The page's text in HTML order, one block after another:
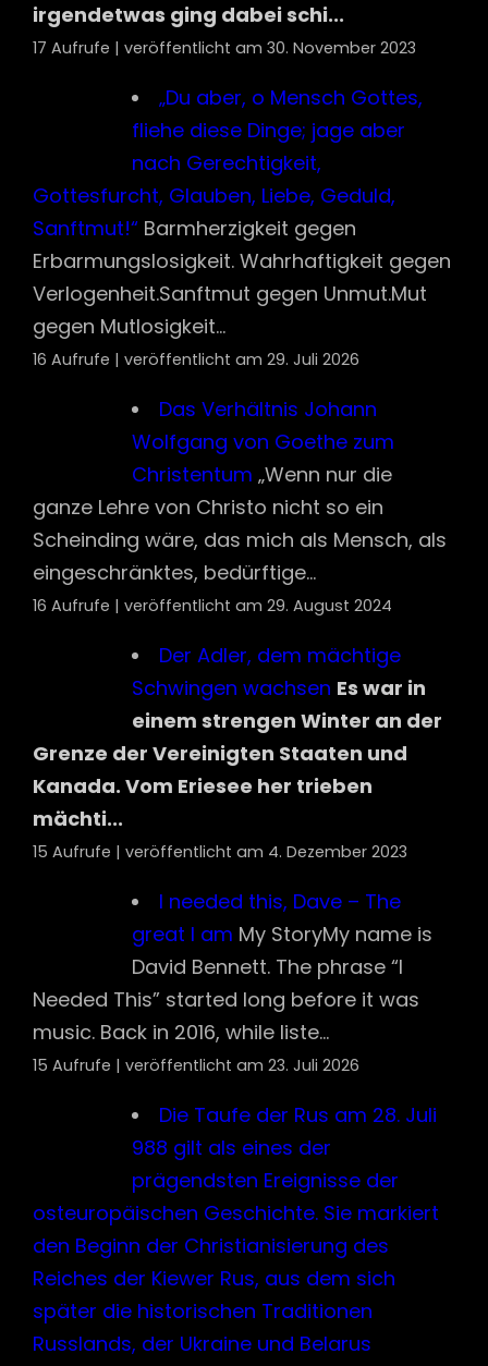
irgendetwas ging dabei schi...
17 Aufrufe | veröffentlicht am 30. November 2023
„Du aber, o Mensch Gottes, fliehe diese
Dinge; jage aber nach Gerechtigkeit,
Gottesfurcht, Glauben, Liebe, Geduld,
Sanftmut!“ Barmherzigkeit gegen
Erbarmungslosigkeit. Wahrhaftigkeit gegen
Verlogenheit.Sanftmut gegen Unmut.Mut
gegen Mutlosigkeit...
16 Aufrufe|veröffentlicht am 29. Juli 2026
Wolfgang von Goethe zum
Christentum „Wenn nur die
ganze Lehre von Christo nicht so ein
Scheinding wäre, das mich als Mensch, als
eingeschränktes, bedürftige...
16 Aufrufe|veröffentlicht am 29. August 2024
Der Adler, dem mächtige
Schwingen wachsen Es war in
einem strengen Winter an der
Grenze der Vereinigten Staaten und
Kanada. Vom Eriesee her trieben
mächti...
15 Aufrufe|
I needed this, Dave – The great I am
StoryMy name is David Bennett. The phrase
“I Needed This” started long before it was
music. Back in 2016, while liste...
15 Aufrufe |veröffentlicht am 23. Juli 2026
Die Taufe der Rus am 28. Juli 988 gilt als
eines der prägendsten Ereignisse der
osteuropäischen Geschichte. Sie markiert
den Beginn der Christianisierung des
Reiches der Kiewer Rus, aus dem sich
später die historischen Traditionen
Russlands, der Ukraine und Belarus
entwickelten. Fürst Wladimir nahm an
diesem Tag das Christentum an und
begann mit der Taufe der Bewohner. Dieser